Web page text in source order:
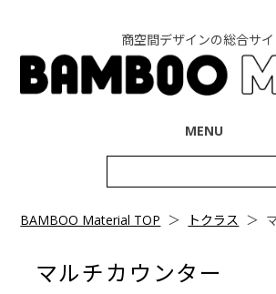
商空間デザインの総合サイ
MENU
索:
BAMBOO Material TOP ＞ トクラス ＞
マルチカウンター